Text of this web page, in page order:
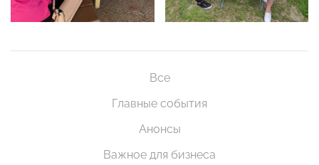
Все
Главные события
Анонсы
Важное для бизнеса